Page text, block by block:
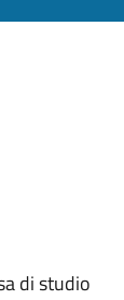
di studio